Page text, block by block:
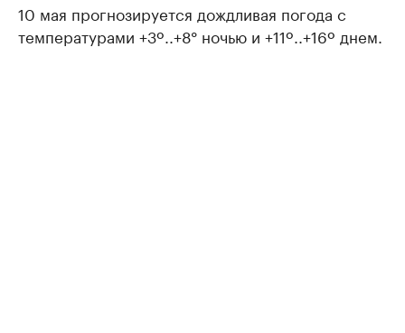
10 мая прогнозируется дождливая погода с
температурами +3º..+8° ночью и +11º..+16º днем.